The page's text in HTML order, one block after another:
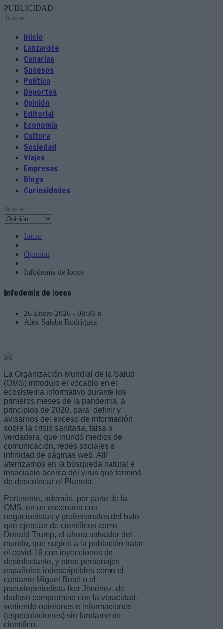
PUBLICIDAD
Inicio
Lanzarote
Canarias
Sucesos
Política
Deportes
Opinión
Editorial
Economía
Cultura
Sociedad
Viajes
Empresas
Blogs
Curiosidades
Inicio
Opinión
Infodemia de locos
Infodemia de locos
26 Enero 2026 - 08:36 h
Alex Salebe Rodríguez
La Organización Mundial de la Salud
(OMS) introdujo el vocablo en el
ecosistema informativo durante los
primeros meses de la pandemia, a
principios de 2020, para definir y
avisarnos del exceso de información
sobre la crisis sanitaria, falsa o
verdadera, que inundó medios de
comunicación, redes sociales e
infinidad de páginas web. Allí
aterrizamos en la búsqueda natural e
insaciable acerca del virus que terminó
de descolocar el Planeta.
Pertinente, además, por parte de la
OMS, en un escenario con
negacionistas y profesionales del bulo
que ejercían de científicos como
Donald Trump, el ahora salvador del
mundo, que sugirió a la población tratar
el covid-19 con inyecciones de
desinfectante, y otros personajes
españoles indescriptibles como el
cantante Miguel Bosé o el
pseudoperiodista Iker Jiménez, de
dudoso compromiso con la veracidad,
vertiendo opiniones e informaciones
(especulaciones) sin fundamento
científico.